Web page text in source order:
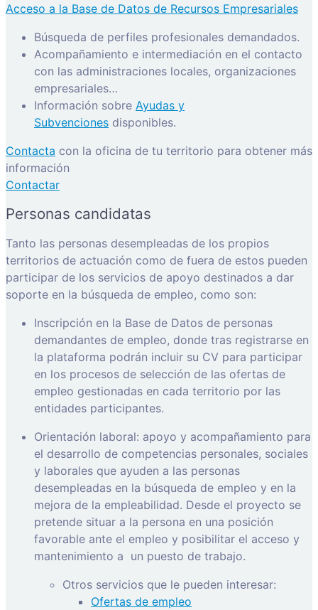
Acceso a la Base de Datos de Recursos Empresariales
Búsqueda de perfiles profesionales demandados.
Acompañamiento e intermediación en el contacto
con las administraciones locales, organizaciones
empresariales…
Información sobre Ayudas y
Subvenciones disponibles.
Contacta con la oficina de tu territorio para obtener más
información
Contactar
Personas candidatas
Tanto las personas desempleadas de los propios
territorios de actuación como de fuera de estos pueden
participar de los servicios de apoyo destinados a dar
soporte en la búsqueda de empleo, como son:
Inscripción en la Base de Datos de personas
demandantes de empleo, donde tras registrarse en
la plataforma podrán incluir su CV para participar
en los procesos de selección de las ofertas de
empleo gestionadas en cada territorio por las
entidades participantes.
Orientación laboral: apoyo y acompañamiento para
el desarrollo de competencias personales, sociales
y laborales que ayuden a las personas
desempleadas en la búsqueda de empleo y en la
mejora de la empleabilidad. Desde el proyecto se
pretende situar a la persona en una posición
favorable ante el empleo y posibilitar el acceso y
mantenimiento a un puesto de trabajo.
Otros servicios que le pueden interesar:
Ofertas de empleo